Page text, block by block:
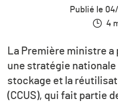
Publié le
4
La Première ministre a
une stratégie nationale
stockage et la
(CCUS), qui fait partie